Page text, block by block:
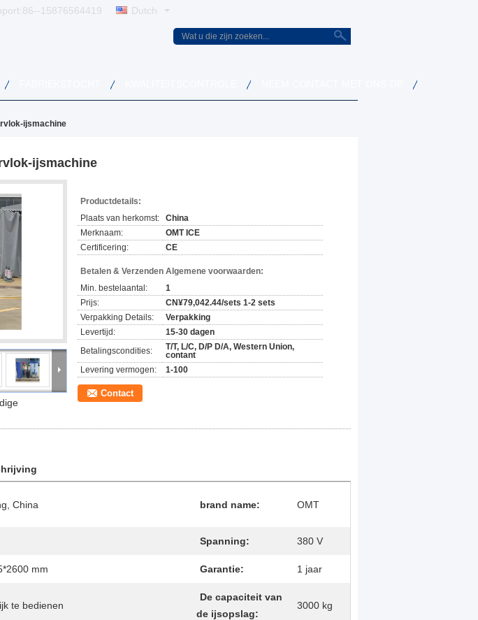
86--15876564419 Dutch
ijsmachine
ijsmachine
Productdetails:
Plaats van herkomst:
China
Merknaam:
OMT ICE
Certificering:
CE
Betalen & Verzenden Algemene voorwaarden:
Min. bestelaantal:
1
Prijs:
CN¥79,042.44/sets 1-2 sets
Verpakking Details:
Verpakking
Levertijd:
15-30 dagen
Betalingscondities:
T/T, L/C, D/P D/A, Western Union,
contant
Levering vermogen:
1-100
Contact
China brand name: OMT
Spanning: 380 V
mm Garantie: 1 jaar
te bedienen
De capaciteit van
de ijsopslag:
3000 kg